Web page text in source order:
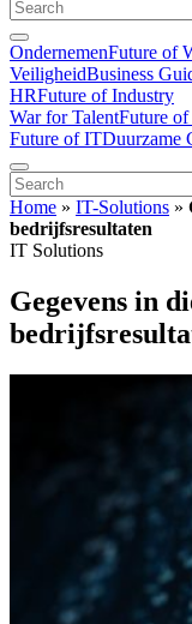
OndernemenFuture of
VeiligheidBusiness
HRFuture of Industry
War for TalentFuture
Future of ITDuurzame
Home » IT-Solutions »
bedrijfsresultaten
IT Solutions
Gegevens in